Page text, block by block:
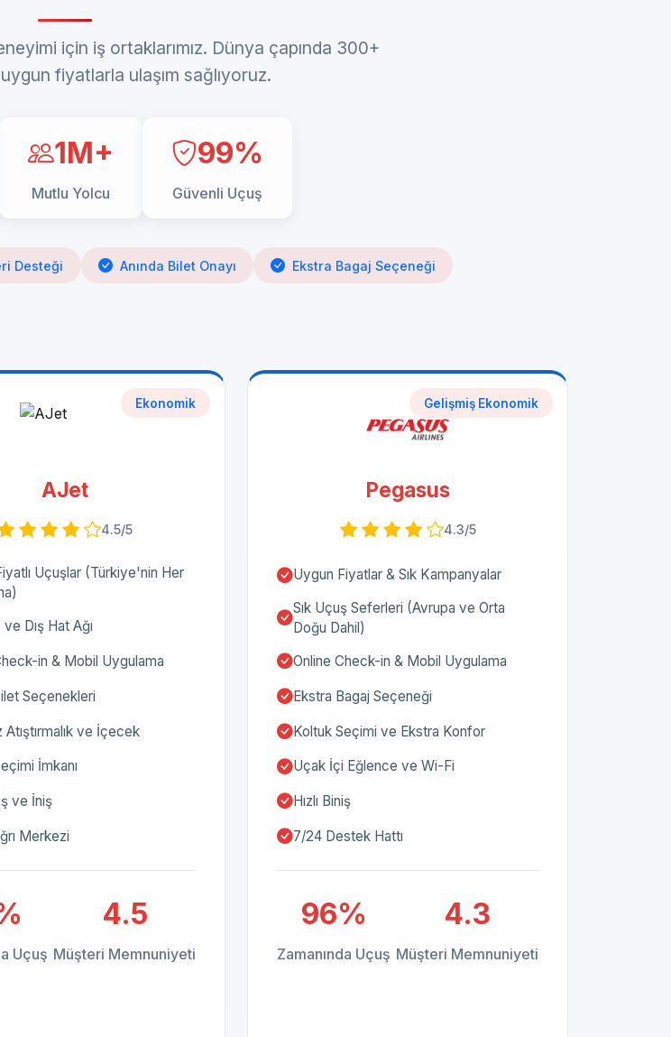
için iş ortaklarımız. Dünya çapında 300+
fiyatlarla ulaşım sağlıyoruz.
1M+
Mutlu Yolcu
99%
Güvenli Uçuş
Desteği Anında Bilet Onayı Ekstra Bagaj Seçeneği
Ekonomik
AJet
4.5/5
Uçuşlar (Türkiye'nin Her
Dış Hat Ağı
in & Mobil Uygulama
Seçenekleri
ve İçecek
İmkanı
ve İniş
Merkezi
Uçuş
4.5
Müşteri Memnuniyeti
Gelişmiş Ekonomik
Pegasus
4.3/5
Uygun Fiyatlar & Sık Kampanyalar
Sık Uçuş Seferleri (Avrupa ve Orta
Doğu Dahil)
Online Check-in & Mobil Uygulama
Ekstra Bagaj Seçeneği
Koltuk Seçimi ve Ekstra Konfor
Uçak İçi Eğlence ve Wi-Fi
Hızlı Biniş
7/24 Destek Hattı
96%
Zamanında Uçuş
4.3
Müşteri Memnuniyeti